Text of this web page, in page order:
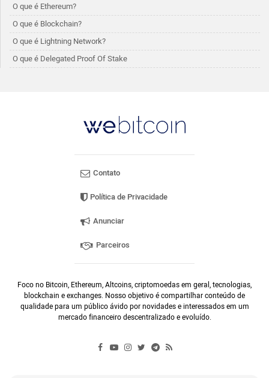
O que é Ethereum?
O que é Blockchain?
O que é Lightning Network?
O que é Delegated Proof Of Stake
Contato
Política de Privacidade
Anunciar
Parceiros
Foco no Bitcoin, Ethereum, Altcoins, criptomoedas em geral, tecnologias,
blockchain e exchanges. Nosso objetivo é compartilhar conteúdo de
qualidade para um público ávido por novidades e interessados em um
mercado financeiro descentralizado e evoluído.